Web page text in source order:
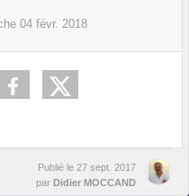
04 févr. 2018
Publié le 27 sept. 2017
par Didier MOCCAND